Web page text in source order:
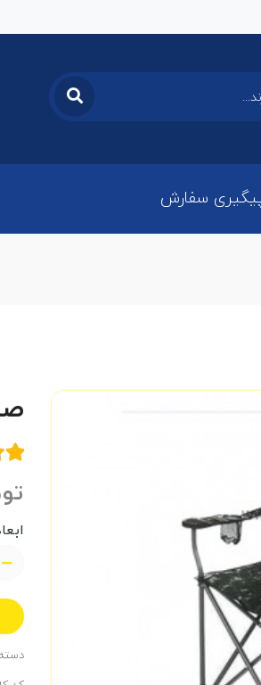
سفارش
ابعاد